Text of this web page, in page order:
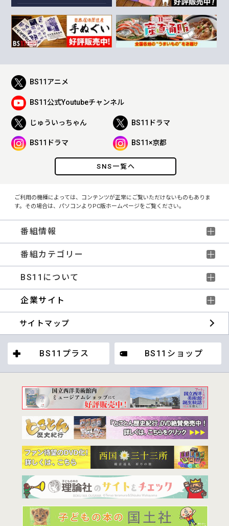
SNS一覧へ
BS11アニメ
BS11公式Youtubeチャンネル
じゅういっちゃん BS11ドラマ
BS11ドラマ BS11×京都
ご利用の機種によっては、コンテンツが正常にご覧いただけないものもありま
す。その場合は、パソコンよりPC版ホームページをご覧ください。
番組情報
番組カテゴリー
BS11について
企業サイト
サイトマップ
BS11プラス BS11ショップ